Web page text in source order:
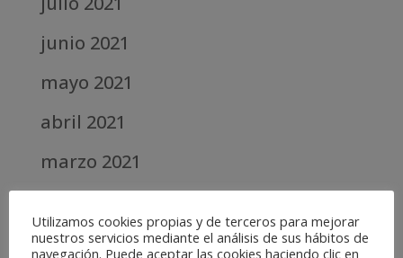
junio 2021
mayo 2021
abril 2021
marzo 2021
diciembre 2020
Utilizamos cookies propias y de terceros para mejorar
nuestros servicios mediante el análisis de sus hábitos de
navegación. Puede aceptar las cookies haciendo clic en